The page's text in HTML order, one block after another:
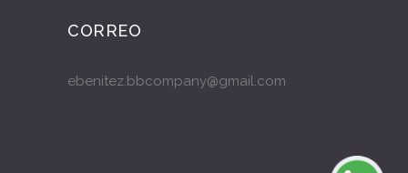
CORREO
ebenitez.bbcompany@gmail.com